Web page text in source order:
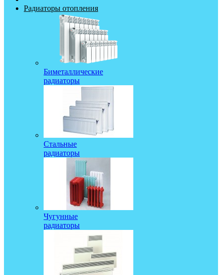
Радиаторы отопления
Биметаллические
радиаторы
Стальные
радиаторы
Чугунные
радиаторы